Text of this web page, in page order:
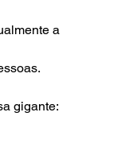
a
gigante: